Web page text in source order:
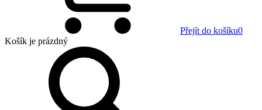
Přejít do košíku0
Košík je prázdný